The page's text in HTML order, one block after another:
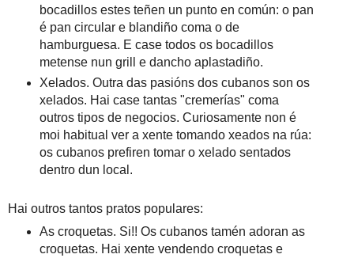
bocadillos estes teñen un punto en común: o pan
é pan circular e blandiño coma o de
hamburguesa. E case todos os bocadillos
metense nun grill e dancho aplastadiño.
Xelados. Outra das pasións dos cubanos son os
xelados. Hai case tantas "cremerías" coma
outros tipos de negocios. Curiosamente non é
moi habitual ver a xente tomando xeados na rúa:
os cubanos prefiren tomar o xelado sentados
dentro dun local.
Hai outros tantos pratos populares:
As croquetas. Si!! Os cubanos tamén adoran as
croquetas. Hai xente vendendo croquetas e